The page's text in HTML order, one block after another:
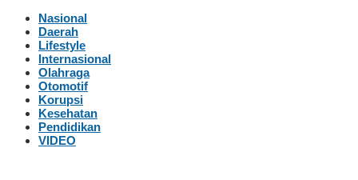
Nasional
Daerah
Lifestyle
Internasional
Olahraga
Otomotif
Korupsi
Kesehatan
Pendidikan
VIDEO